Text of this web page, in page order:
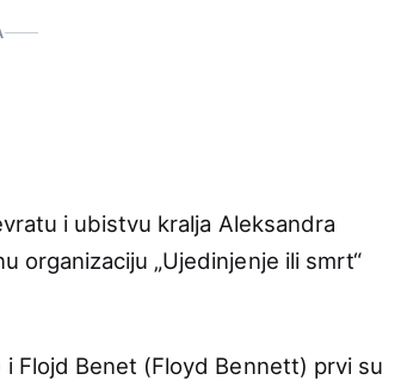
i ubistvu kralja Aleksandra
organizaciju „Ujedinjenje ili smrt“
Flojd Benet (Floyd Bennett) prvi su